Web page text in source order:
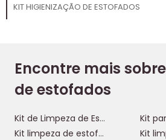
KIT HIGIENIZAÇÃO DE ESTOFADOS
Encontre mais
de estofados
Kit de Limpeza de Estofados
Kit limpeza de estofados